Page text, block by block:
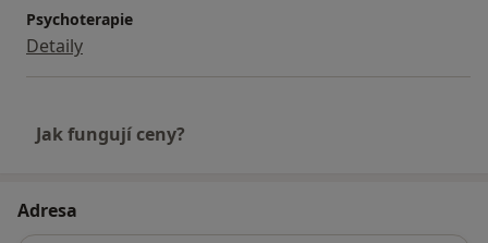
Psychoterapie
Detaily
Jak fungují ceny?
Adresa